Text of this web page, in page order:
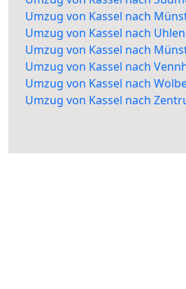
Umzug von Kassel nach
Umzug von Kassel nach
Umzug von Kassel nach
Umzug von Kassel nach
Umzug von Kassel nach
Umzug von Kassel nach